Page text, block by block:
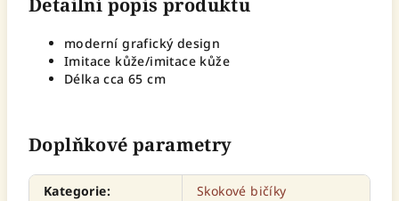
Detailní popis produktu
moderní grafický design
Imitace kůže/imitace kůže
Délka cca 65 cm
Doplňkové parametry
Kategorie:
Skokové bičíky